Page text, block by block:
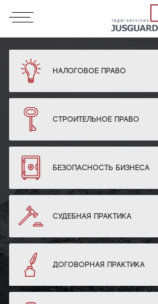
НАЛОГОВОЕ ПРАВО
СТРОИТЕЛЬНОЕ ПРАВО
БЕЗОПАСНОСТЬ БИЗНЕСА
СУДЕБНАЯ ПРАКТИКА
ДОГОВОРНАЯ ПРАКТИКА